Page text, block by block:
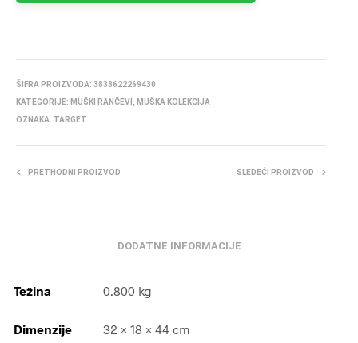
ŠIFRA PROIZVODA: 3838622269430
KATEGORIJE: MUŠKI RANČEVI
MUŠKA KOLEKCIJA
OZNAKA: TARGET
PRETHODNI PROIZVOD SLEDEĆI PROIZVOD
DODATNE INFORMACIJE
Težina 0.800 kg
Dimenzije 32 × 18 × 44 cm